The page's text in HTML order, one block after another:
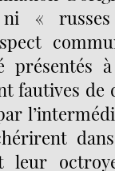
« russes
présentés
fautives de
leur